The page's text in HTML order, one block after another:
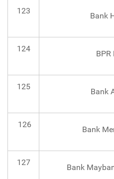
123
Bank
124
BPR
125
Bank
126
Bank
127
Bank